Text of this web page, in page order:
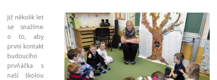
PRO RODIČE
Již několik let
se snažíme
o to, aby
první kontakt
budoucího
prvňáčka s
naší školou